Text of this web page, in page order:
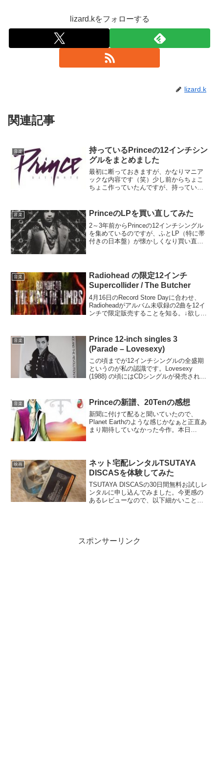
lizard.kをフォローする
lizard.k
関連記事
音楽
持っているPrinceの12インチシン
グルをまとめました
最初に断っておきますが、かなりマニア
ックな内容です（笑）少し前からちょこ
ちょこ作っていたんですが、持っている
ングル集1 （For You～1999）...
音楽 PrinceのLPを買い直してみた
2～3年前からPrinceの12インチシングル
を集めているのですが、ふとLP（特に帯
付きの日本盤）が懐かしくなり買い直し
音楽
Radiohead の限定12インチ
Supercollider / The Butcher
4月16日のRecord Store Dayに合わせ、
Radioheadがアルバム未収録の2曲を12イ
ンチで限定販売することを知る。↓欲しい
る。↓日本でもごくわず...
音楽
Prince 12-inch singles 3
(Parade – Lovesexy)
この頃までが12インチシングルの全盛期
というのが私の認識です。Lovesexy
(1988) の頃にはCDシングルが発売される
でしょう。オレンジ：アルバム...
音楽 Princeの新譜、20Tenの感想
新聞に付けて配ると聞いていたので、
Planet Earthのような感じかなぁと正直あ
まり期待していなかった今作。本日
を思い...
映画
ネット宅配レンタルTSUTAYA
DISCASを体験してみた
TSUTAYA DISCASの30日間無料お試しレ
ンタルに申し込んでみました。今更感の
あるレビューなので、以下細かいことは
スポンサーリンク